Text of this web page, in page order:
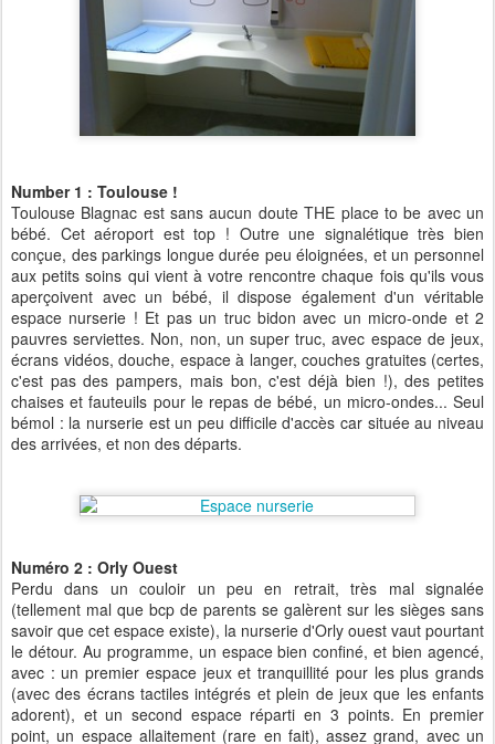
Number 1 : Toulouse !
Toulouse Blagnac est sans aucun doute THE place to be avec un
bébé. Cet aéroport est top ! Outre une signalétique très bien
conçue, des parkings longue durée peu éloignées, et un personnel
aux petits soins qui vient à votre rencontre chaque fois qu'ils vous
aperçoivent avec un bébé, il dispose également d'un véritable
espace nurserie ! Et pas un truc bidon avec un micro-onde et 2
pauvres serviettes. Non, non, un super truc, avec espace de jeux,
écrans vidéos, douche, espace à langer, couches gratuites (certes,
c'est pas des pampers, mais bon, c'est déjà bien !), des petites
chaises et fauteuils pour le repas de bébé, un micro-ondes... Seul
bémol : la nurserie est un peu difficile d'accès car située au niveau
des arrivées, et non des départs.
Numéro 2 : Orly Ouest
Perdu dans un couloir un peu en retrait, très mal signalée
(tellement mal que bcp de parents se galèrent sur les sièges sans
savoir que cet espace existe), la nurserie d'Orly ouest vaut pourtant
le détour. Au programme, un espace bien confiné, et bien agencé,
avec : un premier espace jeux et tranquillité pour les plus grands
(avec des écrans tactiles intégrés et plein de jeux que les enfants
adorent), et un second espace réparti en 3 points. En premier
point, un espace allaitement (rare en fait), assez grand, avec un